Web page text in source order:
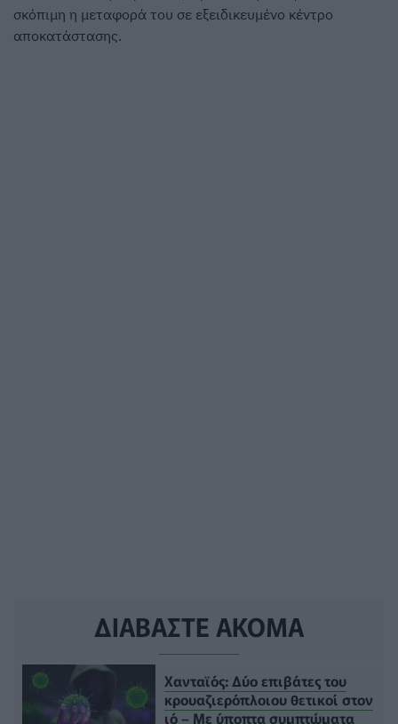
σκόπιμη η μεταφορά του σε εξειδικευμένο κέντρο
αποκατάστασης.
ΔΙΑΒΑΣΤΕ ΑΚΟΜΑ
Χανταϊός: Δύο επιβάτες του
κρουαζιερόπλοιου θετικοί στον
ιό – Με ύποπτα συμπτώματα